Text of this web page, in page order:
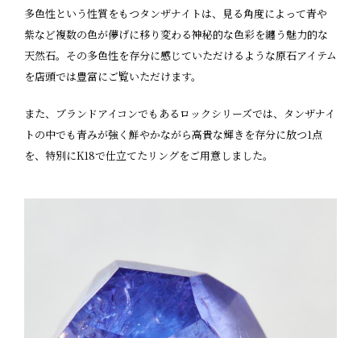
多色性という性質をもつタンザナイトは、見る角度によって青や
紫など複数の色が儚げに移り変わる神秘的な色彩を纏う魅力的な
天然石。その多色性を存分に感じていただけるような原石アイテム
を店頭では豊富にご覧いただけます。
また、ブランドアイコンでもあるロックシリーズでは、タンザナイ
トの中でも青みが強く鮮やかながら高貴な輝きを存分に放つ1点
を、特別にK18で仕立てたリングをご用意しました。